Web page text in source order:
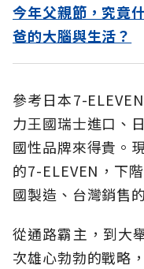
今年父親節，究竟
爸的大腦與生活？
參考日本7-
力王國瑞士進口、
國性品牌來得貴。
的7-ELEVEN，下
國製造、台灣銷售
從通路霸主，到大
次雄心勃勃的戰略